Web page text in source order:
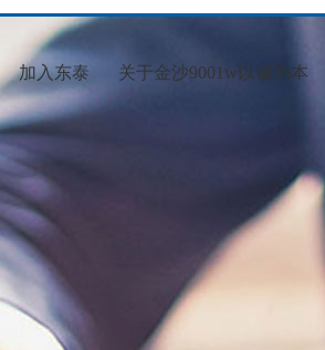
加入东泰 关于金沙9001w以诚为本